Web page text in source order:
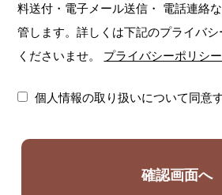
料送付・電子メール送信・ 電話連絡
管します。詳しくは下記のプライバ
くださいませ。
プライバシーポリシー
個人情報の取り扱いについて同意